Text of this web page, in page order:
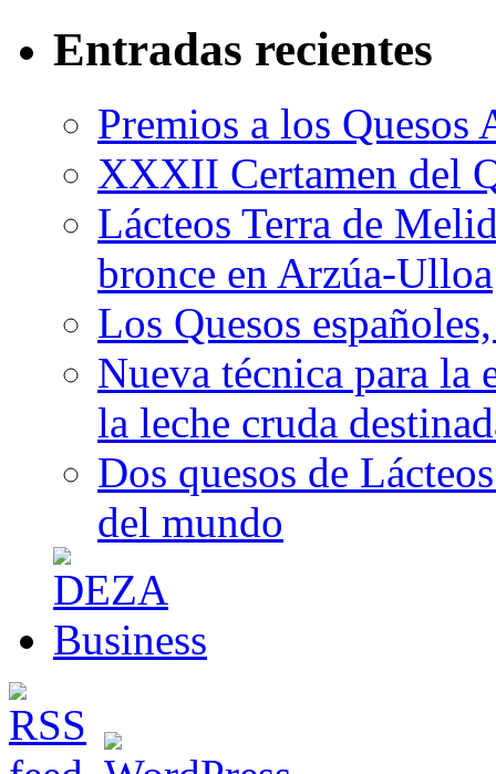
Entradas recientes
Premios a los Quesos
XXXII Certamen del
Lácteos Terra de
bronce en Arzúa-Ulloa
Los Quesos
Nueva técnica para la
la leche cruda
Dos quesos de
del mundo